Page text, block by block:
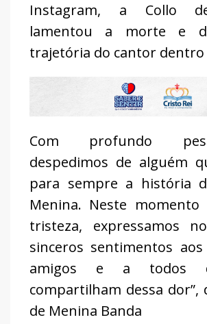
Instagram, a Collo
lamentou a morte e
trajetória do cantor
Com profundo
despedimos de alguém
para sempre a história
Menina. Neste momento
tristeza, expressamos
sinceros sentimentos
amigos e a todos
compartilham dessa dor”,
de Menina Banda